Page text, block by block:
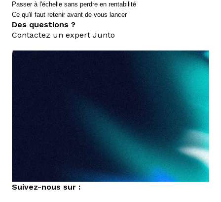
Passer à l'échelle sans perdre en rentabilité
Ce qu'il faut retenir avant de vous lancer
Des questions ?
Contactez un expert Junto
Suivez-nous sur :